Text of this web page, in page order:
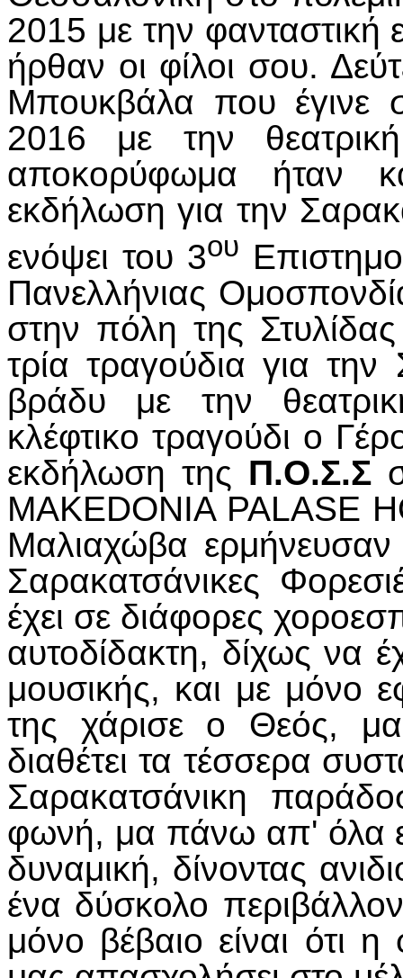
2015 με την φανταστική
ήρθαν οι φίλοι σου.
Μπουκβάλα που έγινε
2016 με την
αποκορύφωμα ήταν
εκδήλωση για την
ενόψει του 3ου
Πανελλήνιας
στην πόλη της
τρία τραγούδια για
βράδυ με την
κλέφτικο τραγούδι ο
εκδήλωση της Π.Ο.Σ.Σ
MAKEDONIA PALASE
Μαλιαχώβα
Σαρακατσάνικες
έχει σε διάφορες
αυτοδίδακτη, δίχως να
μουσικής, και με μόνο
της χάρισε ο Θεός,
διαθέτει τα τέσσερα
Σαρακατσάνικη
φωνή, μα πάνω απ' όλα
δυναμική, δίνοντας
ένα δύσκολο
μόνο βέβαιο είναι ότι